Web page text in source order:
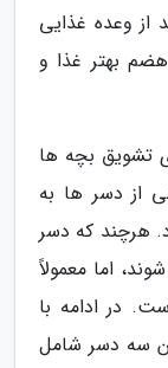
از وعده غذایی
بهتر غذا و
تشویق بچه ها
از دسر ها به
هرچند که دسر
اما معمولاً
در ادامه با
سه دسر شامل